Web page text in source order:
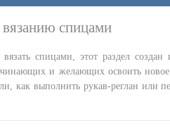
спицами
спицами, этот раздел
и желающих освоить
как выполнить рукав-реглан